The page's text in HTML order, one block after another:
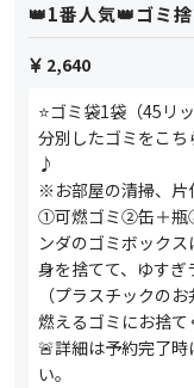
👑1番人気👑ゴミ
2,640
⭐️ゴミ袋1袋（45リ
分別したゴミをこ
♪
※お部屋の清掃、片
①可燃ゴミ②缶＋瓶
ンダのゴミボック
身を捨てて、ゆすぎ
（プラスチックの
燃えるゴミにお捨て
🚨詳細は予約完了
い。